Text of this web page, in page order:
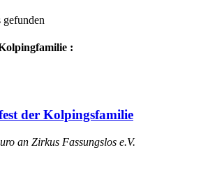
gefunden
:
der Kolpingsfamilie
an Zirkus Fassungslos e.V.